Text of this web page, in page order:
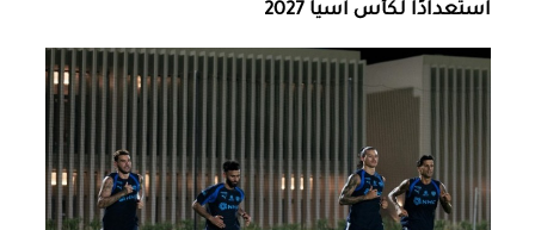
استعدادًا لكأس آسيا 2027